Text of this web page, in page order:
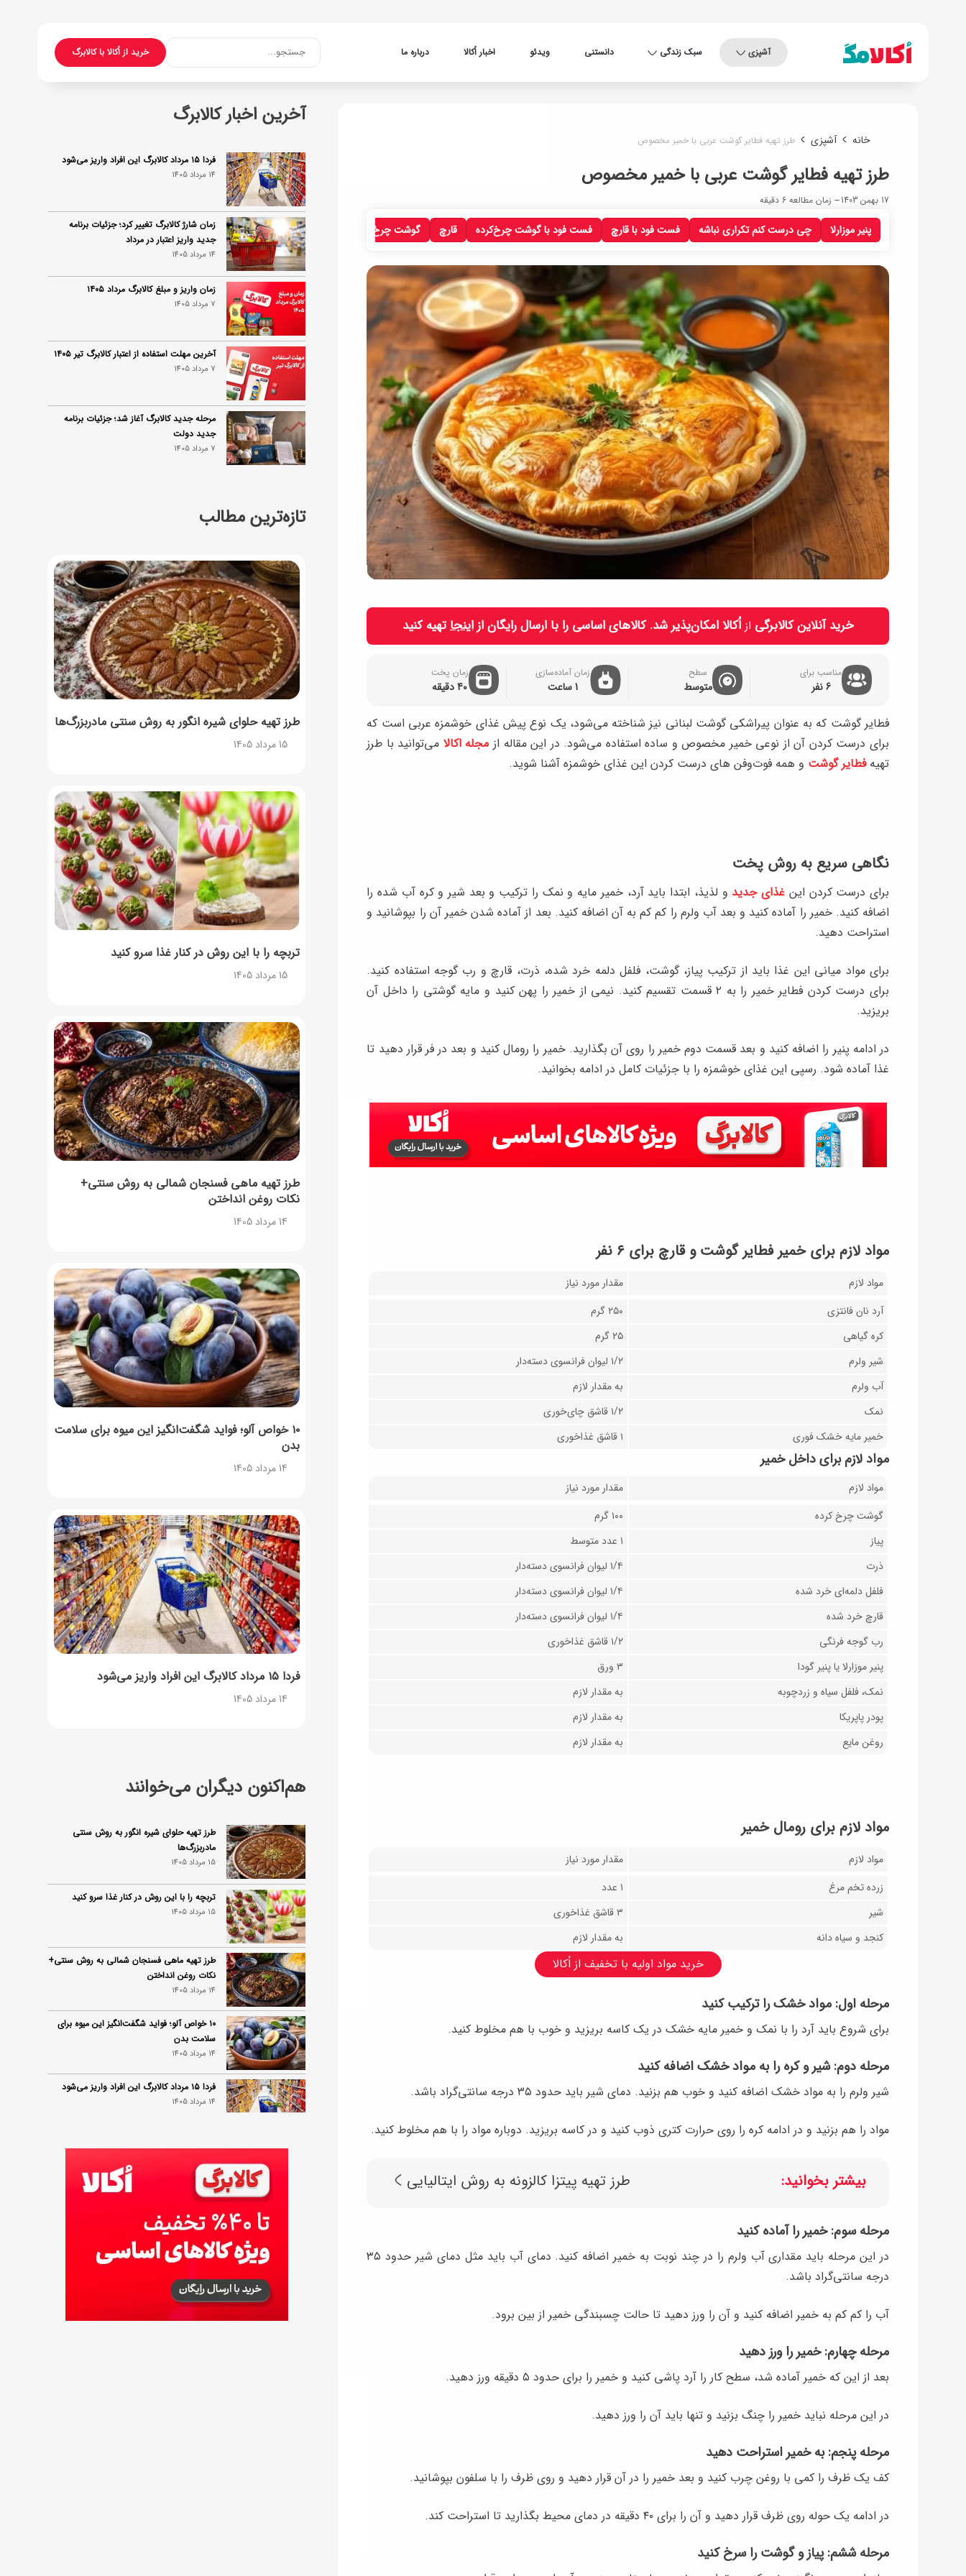
آشپزی سبک زندگی دانستنی ویدئو اخبار اُکالا درباره ما خرید از اُکالا با کالابرگجستجو...
خانه آشپزی طرز تهیه فطایر گوشت عربی با خمیر مخصوص
پنیر موزارلا چی درست کنم تکراری نباشه فست فود با قارچ فست فود با گوشت چرخ‌کرده قارچ گوشت چرخ‌کرده
طرز تهیه فطایر گوشت عربی با خمیر مخصوص
17 بهمن 1403 زمان مطالعه 6 دقیقه
خرید آنلاین کالابرگی ازاُکالا امکان‌پذیر شد. کالاهای اساسی را با ارسال رایگان ازاینجاتهیه کنید
مناسب برای
6 نفر
سطح
متوسط
زمان آماده‌سازی
1 ساعت
زمان پخت
40 دقیقه
فطایر گوشت که به عنوان پیراشکی گوشت لبنانی نیز شناخته می‌شود، یک نوع پیش غذای خوشمزه عربی است که
برای درست کردن آن از نوعی خمیر مخصوص و ساده استفاده می‌شود. در این مقاله از مجله اکالا می‌توانید با طرز
تهیه فطایر گوشت و همه فوت‌وفن‌ های درست کردن این غذای خوشمزه آشنا شوید.
نگاهی سریع به روش پخت
برای درست کردن این غذای جدید و لذیذ، ابتدا باید آرد، خمیر مایه و نمک را ترکیب و بعد شیر و کره آب شده را
اضافه کنید. خمیر را آماده کنید و بعد آب ولرم را کم کم به آن اضافه کنید. بعد از آماده شدن خمیر آن را بپوشانید و
استراحت دهید.
برای مواد میانی این غذا باید از ترکیب پیاز، گوشت، فلفل دلمه خرد شده، ذرت، قارچ و رب گوجه استفاده کنید.
برای درست کردن فطایر خمیر را به ۲ قسمت تقسیم کنید. نیمی از خمیر را پهن کنید و مایه گوشتی را داخل آن
بریزید.
در ادامه پنیر را اضافه کنید و بعد قسمت دوم خمیر را روی آن بگذارید. خمیر را رومال کنید و بعد در فر قرار دهید تا
غذا آماده شود. رسپی این غذای خوشمزه را با جزئیات کامل در ادامه بخوانید.
مواد لازم برای خمیر فطایر گوشت و قارچ برای ۶ نفر
مواد لازم
مقدار مورد نیاز
آرد نان فانتزی
۲۵۰ گرم
کره گیاهی
۲۵ گرم
شیر ولرم
۱/۲ لیوان فرانسوی دسته‌دار
آب ولرم
به مقدار لازم
نمک
۱/۲ قاشق چای‌خوری
خمیر مایه خشک فوری
۱ قاشق غذاخوری
مواد لازم برای داخل خمیر
مواد لازم
مقدار مورد نیاز
گوشت چرخ کرده
۱۰۰ گرم
پیاز
۱ عدد متوسط
ذرت
۱/۴ لیوان فرانسوی دسته‌دار
فلفل دلمه‌ای خرد شده
۱/۴ لیوان فرانسوی دسته‌دار
قارچ خرد شده
۱/۴ لیوان فرانسوی دسته‌دار
رب گوجه فرنگی
۱/۲ قاشق غذاخوری
پنیر موزارلا یا پنیر گودا
۳ ورق
نمک، فلفل سیاه و زردچوبه
به مقدار لازم
پودر پاپریکا
به مقدار لازم
روغن مایع
به مقدار لازم
مواد لازم برای رومال خمیر
مواد لازم
مقدار مورد نیاز
زرده تخم مرغ
۱ عدد
شیر
۳ قاشق غذاخوری
کنجد و سیاه دانه
به مقدار لازم
خرید مواد اولیه با تخفیف از اُکالا
مرحله اول: مواد خشک را ترکیب کنید
برای شروع باید آرد را با نمک و خمیر مایه خشک در یک کاسه بریزید و خوب با هم مخلوط کنید.
مرحله دوم: شیر و کره را به مواد خشک اضافه کنید
شیر ولرم را به مواد خشک اضافه کنید و خوب هم بزنید. دمای شیر باید حدود ۳۵ درجه سانتی‌گراد باشد.
مواد را هم بزنید و در ادامه کره را روی حرارت کتری ذوب کنید و در کاسه بریزید. دوباره مواد را با هم مخلوط کنید.
بیشتر بخوانید: طرز تهیه پیتزا کالزونه به روش ایتالیایی
مرحله سوم: خمیر را آماده کنید
در این مرحله باید مقداری آب ولرم را در چند نوبت به خمیر اضافه کنید. دمای آب باید مثل دمای شیر حدود ۳۵
درجه سانتی‌گراد باشد.
آب را کم کم به خمیر اضافه کنید و آن را ورز دهید تا حالت چسبندگی خمیر از بین برود.
مرحله چهارم: خمیر را ورز دهید
بعد از این که خمیر آماده شد، سطح کار را آرد پاشی کنید و خمیر را برای حدود ۵ دقیقه ورز دهید.
در این مرحله نباید خمیر را چنگ بزنید و تنها باید آن را ورز دهید.
مرحله پنجم: به خمیر استراحت دهید
کف یک ظرف را کمی با روغن چرب کنید و بعد خمیر را در آن قرار دهید و روی ظرف را با سلفون بپوشانید.
در ادامه یک حوله روی ظرف قرار دهید و آن را برای ۴۰ دقیقه در دمای محیط بگذارید تا استراحت کند.
مرحله ششم: پیاز و گوشت را سرخ کنید
آخرین اخبار کالابرگ
فردا ۱۵ مرداد کالابرگ این افراد واریز می‌شود
14 مرداد 1405
زمان شارژ کالابرگ تغییر کرد؛ جزئیات برنامه
جدید واریز اعتبار در مرداد
14 مرداد 1405
زمان واریز و مبلغ کالابرگ مرداد ۱۴۰۵
7 مرداد 1405
آخرین مهلت استفاده از اعتبار کالابرگ تیر ۱۴۰۵
7 مرداد 1405
مرحله جدید کالابرگ آغاز شد؛ جزئیات برنامه
جدید دولت
7 مرداد 1405
تازه‌ترین مطالب
طرز تهیه حلوای شیره انگور به روش سنتی مادربزرگ‌ها
15 مرداد 1405
تربچه را با این روش در کنار غذا سرو کنید
15 مرداد 1405
طرز تهیه ماهی فسنجان شمالی به روش سنتی+
نکات روغن انداختن
14 مرداد 1405
۱۰ خواص آلو؛ فواید شگفت‌انگیز این میوه برای سلامت
بدن
14 مرداد 1405
فردا ۱۵ مرداد کالابرگ این افراد واریز می‌شود
14 مرداد 1405
هم‌اکنون دیگران می‌خوانند
طرز تهیه حلوای شیره انگور به روش سنتی
مادربزرگ‌ها
15 مرداد 1405
تربچه را با این روش در کنار غذا سرو کنید
15 مرداد 1405
طرز تهیه ماهی فسنجان شمالی به روش سنتی+
نکات روغن انداختن
14 مرداد 1405
۱۰ خواص آلو؛ فواید شگفت‌انگیز این میوه برای
سلامت بدن
14 مرداد 1405
فردا ۱۵ مرداد کالابرگ این افراد واریز می‌شود
14 مرداد 1405
زمان شارژ کالابرگ تغییر کرد؛ جزئیات برنامه
جدید واریز اعتبار در مرداد
14 مرداد 1405
توصیه‌های مهم برای دفع انواع حشرات در خانه
14 مرداد 1405
طرز تهیه آلبالو شور خانگی؛ خوش‌رنگ و بدون
کپک
14 مرداد 1405